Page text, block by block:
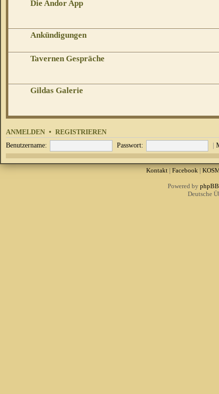
Die Andor App
Ankündigungen
Tavernen Gespräche
Gildas Galerie
ANMELDEN • REGISTRIEREN
Benutzername: Passwort: |
Kontakt| Facebook|
Powered by phpBB
Deutsche